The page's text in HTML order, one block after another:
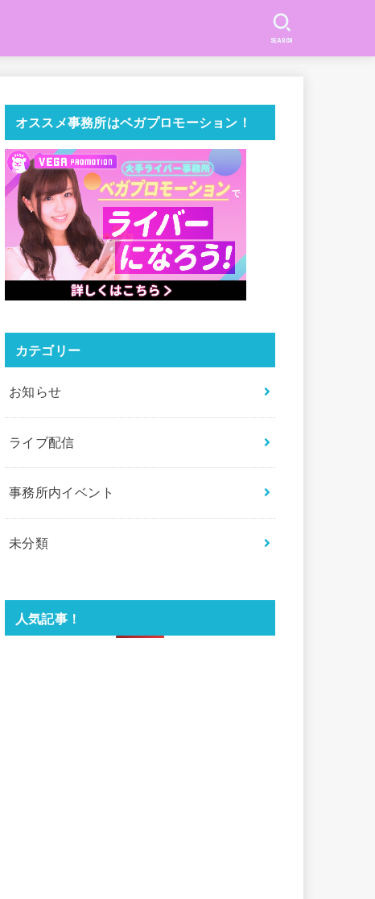
SEARCH
オススメ事務所はベガプロモーション！
カテゴリー
お知らせ
ライブ配信
事務所内イベント
未分類
人気記事！